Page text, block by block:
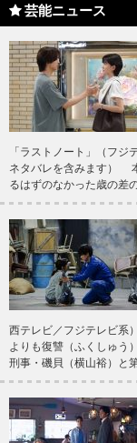
芸能ニュース
「ラストノート」（フジ
ネタバレを含みます）
るはずのなかった歳の差
西テレビ／フジテレビ
よりも復讐（ふくしゅう
刑事・磯貝（横山裕）と